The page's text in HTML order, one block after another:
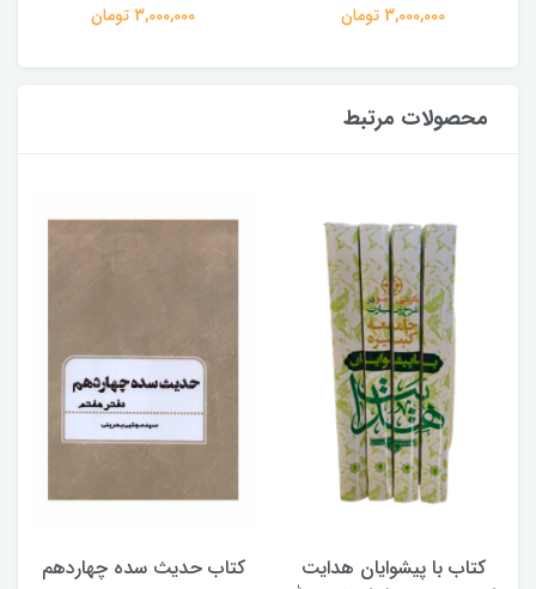
3,000,000 تومان 3,000,000 تومان
محصولات مرتبط
با پیشوایان هدایت
کتاب حدیث سده چهاردهم
کتاب